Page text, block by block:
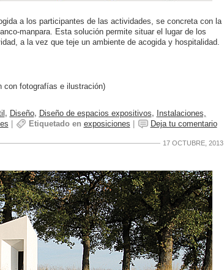
a los participantes de las actividades, se concreta con la
manpara. Esta solución permite situar el lugar de los
a la vez que teje un ambiente de acogida y hospitalidad.
con fotografías e ilustración)
, Diseño, Diseño de espacios expositivos, Instalaciones,
Etiquetado en exposiciones Deja tu comentario
17 OCTUBRE, 2013